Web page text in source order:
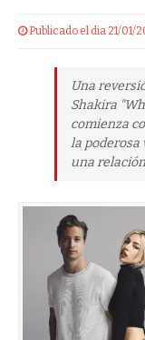
Publicado el dia 21/01/
Una
Shakira
comienza
la poderosa
una